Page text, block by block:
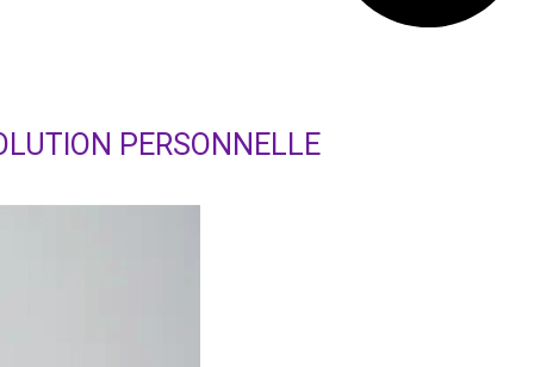
PERSONNELLE